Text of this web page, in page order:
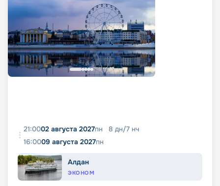
21:0002 августа 2027пн 8 дн/7 нч
16:0009 августа 2027пн
Алдан
ЭКОНОМ